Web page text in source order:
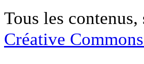
Tous les
Créative